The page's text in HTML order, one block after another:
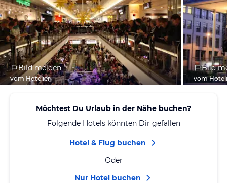
Bild melden
vom Hotelier
Bild
vom
Möchtest Du Urlaub in der Nähe buchen?
Folgende Hotels könnten Dir gefallen
Hotel & Flug buchen
Oder
Nur Hotel buchen